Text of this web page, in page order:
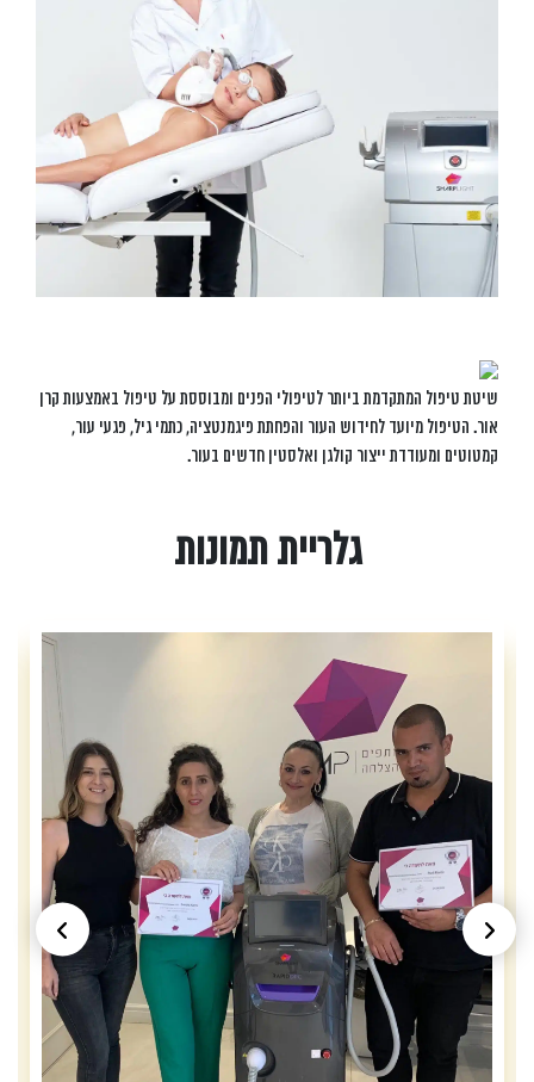
שיטת טיפול המתקדמת ביותר לטיפולי הפנים ומבוססת על טיפול באמצעות קרן
אור. הטיפול מיועד לחידוש העור והפחתת פיגמנטציה, כתמי גיל, פגעי עור,
קמטוטים ומעודדת ייצור קולגן ואלסטין חדשים בעור.
גלריית תמונות